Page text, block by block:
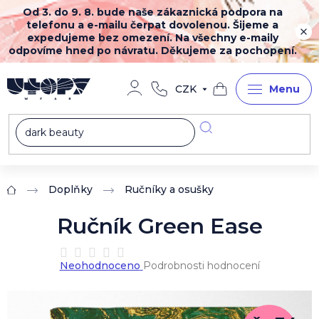
Přejít
na
obsah
Od 3. do 9. 8. bude naše zákaznická podpora na
telefonu a e-mailu čerpat dovolenou. Šijeme a
expedujeme bez omezení. Na všechny e-maily
odpovíme hned po návratu. Děkujeme za pochopení.
CZK
Nákupní
košík
Domů Doplňky Ručníky a osušky
Ručník Green Ease
Průměrné
hodnocení
0,0
Neohodnoceno Podrobnosti hodnocení